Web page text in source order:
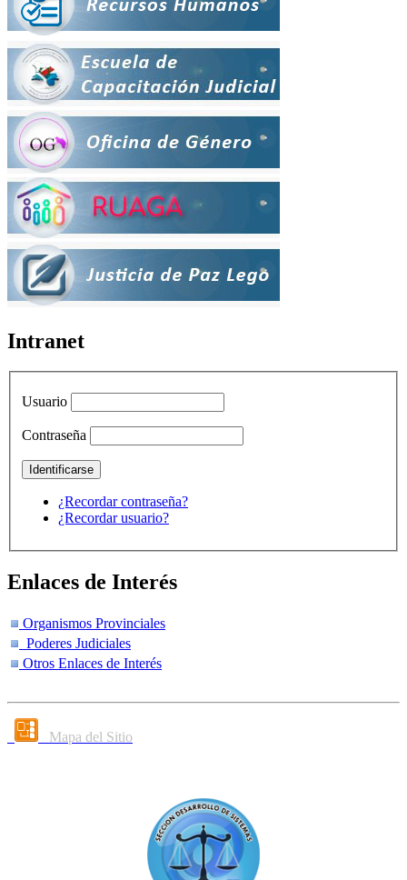
Intranet
Usuario
Contraseña
¿Recordar contraseña?
¿Recordar usuario?
Enlaces de Interés
Organismos Provinciales
Poderes Judiciales
Otros Enlaces de Interés
Mapa del Sitio